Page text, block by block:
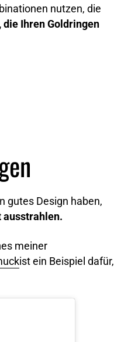
nutzen, die
Ihren Goldringen
gutes Design haben,
ausstrahlen.
meiner
ist ein Beispiel dafür,